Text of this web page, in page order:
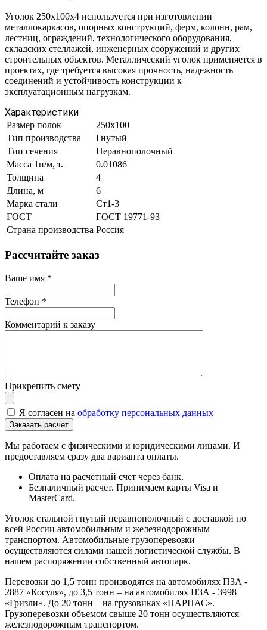
Уголок 250х100х4 используется при изготовлении
металлокаркасов, опорных конструкций, ферм, колонн, рам,
лестниц, ограждений, технологического оборудования,
складских стеллажей, инженерных сооружений и других
строительных объектов. Металлический уголок применяется в
проектах, где требуется высокая прочность, надежность
соединений и устойчивость конструкции к
эксплуатационным нагрузкам.
Характеристики
Размер полок
250х100
Тип производства
Гнутый
Тип сечения
Неравнополочный
Масса 1п/м, т.
0.01086
Толщина
4
Длина, м
6
Марка стали
Ст1-3
ГОСТ
ГОСТ 19771-93
Страна производства Россия
Рассчитайте заказ
Ваше имя *
Телефон *
Комментарий к заказу
Прикрепить смету
Я согласен на обработку персональных данных
Мы работаем с физическими и юридическими лицами. И
предоставляем сразу два варианта оплаты.
Оплата на расчётный счет через банк.
Безналичный расчет. Принимаем карты Visa и
MasterCard.
Уголок стальной гнутый неравнополочный с доставкой по
всей России автомобильным и железнодорожным
транспортом. Автомобильные грузоперевозки
осуществляются силами нашей логистической службы. В
нашем распоряжении собственный автопарк.
Перевозки до 1,5 тонн производятся на автомобилях ПЗА -
2887 «Косуля», до 3,5 тонн – на автомобилях ПЗА - 3998
«Гризли». До 20 тонн – на грузовиках «ПАРНАС».
Грузоперевозки объемом свыше 20 тонн осуществляются
железнодорожным транспортом.